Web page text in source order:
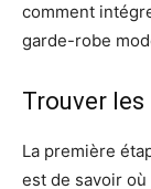
comment
garde-robe
Trouver
La première
est de savoir